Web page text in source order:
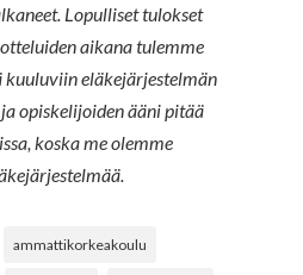
Lopulliset tulokset
aikana tulemme
eläkejärjestelmän
opiskelijoiden ääni pitää
koska me olemme
ammattikorkeakoulu